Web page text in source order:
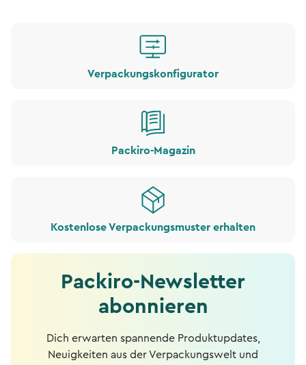
Verpackungskonfigurator
Packiro-Magazin
Kostenlose Verpackungsmuster erhalten
Packiro-Newsletter
abonnieren
Dich erwarten spannende Produktupdates,
Neuigkeiten aus der Verpackungswelt und